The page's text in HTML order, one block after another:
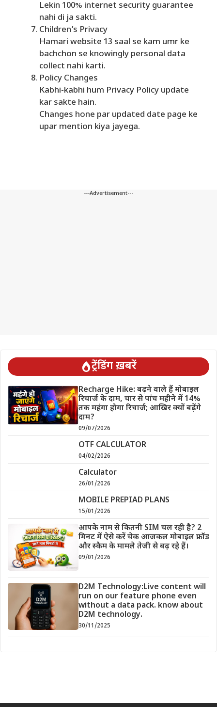
Lekin 100% internet security guarantee
nahi di ja sakti.
Children’s Privacy
Hamari website 13 saal se kam umr ke
bachchon se knowingly personal data
collect nahi karti.
Policy Changes
Kabhi-kabhi hum Privacy Policy update
kar sakte hain.
Changes hone par updated date page ke
upar mention kiya jayega.
---Advertisement---
ट्रेंडिंग ख़बरें
Recharge Hike: बढ़ने वाले हैं मोबाइल
रिचार्ज के दाम, चार से पांच महीने में 14%
तक महंगा होगा रिचार्ज; आखिर क्यों बढ़ेंगे
दाम?
09/07/2026
OTF CALCULATOR
04/02/2026
Calculator
26/01/2026
MOBILE PREPIAD PLANS
15/01/2026
आपके नाम से कितनी SIM चल रही है? 2
मिनट में ऐसे करें चेक आजकल मोबाइल फ्रॉड
और स्कैम के मामले तेजी से बढ़ रहे हैं।
09/01/2026
D2M Technology:Live content will
run on our feature phone even
without a data pack. know about
D2M technology.
30/11/2025